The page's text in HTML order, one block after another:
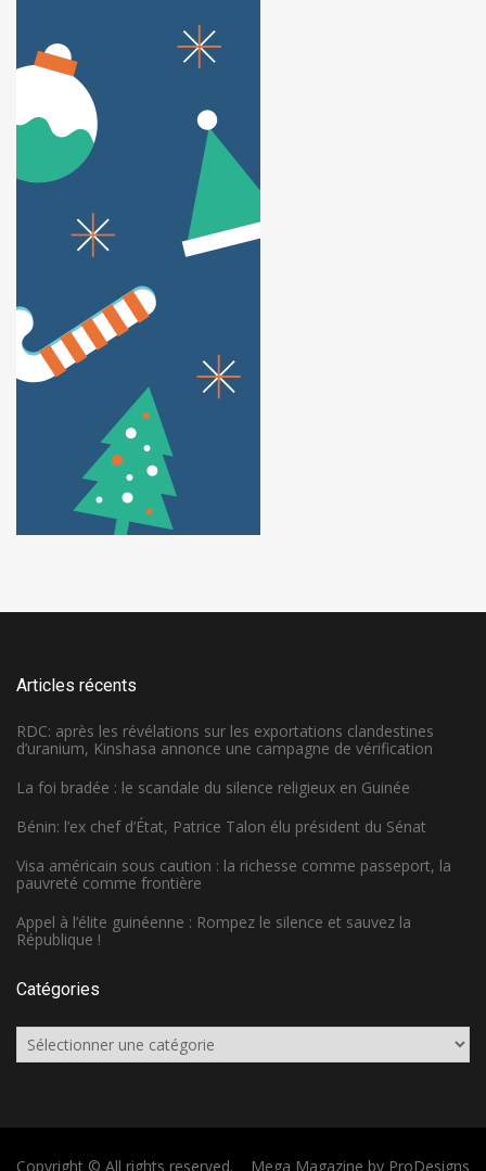
Articles récents
RDC: après les révélations sur les exportations clandestines
d’uranium, Kinshasa annonce une campagne de vérification
La foi bradée : le scandale du silence religieux en Guinée
Bénin: l’ex chef d’État, Patrice Talon élu président du Sénat
Visa américain sous caution : la richesse comme passeport, la
pauvreté comme frontière
Appel à l’élite guinéenne : Rompez le silence et sauvez la
République !
Catégories
Catégories
Copyright © All rights reserved. Mega Magazine by ProDesigns